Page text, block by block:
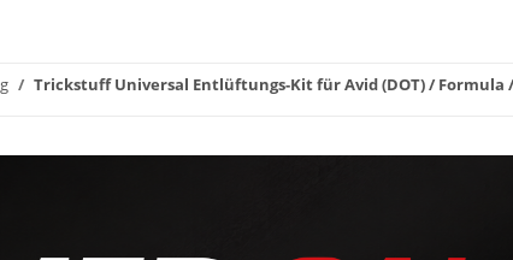
Trickstuff Universal Entlüftungs-Kit für Avid (DOT) /